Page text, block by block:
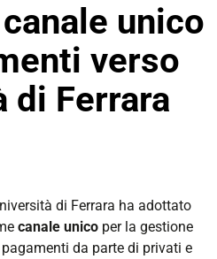
unico
verso
di Ferrara
di Ferrara ha adottato
canale unico per la gestione
da parte di privati e